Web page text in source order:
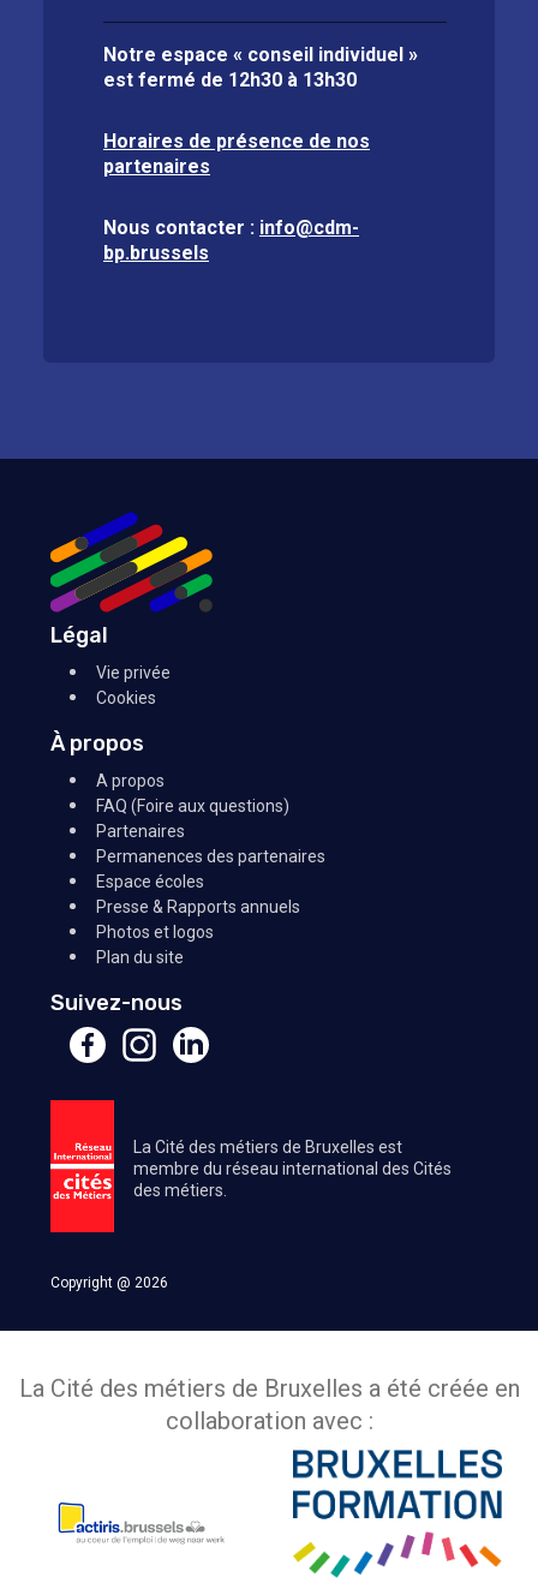
Notre espace « conseil individuel »
est fermé de 12h30 à 13h30
Horaires de présence de nos
partenaires
Nous contacter : info@cdm-
bp.brussels
Légal
Vie privée
Cookies
À propos
A propos
FAQ (Foire aux questions)
Partenaires
Permanences des partenaires
Espace écoles
Presse & Rapports annuels
Photos et logos
Plan du site
Suivez-nous
La Cité des métiers de Bruxelles est
membre du réseau international des Cités
des métiers.
Copyright @ 2026
La Cité des métiers de Bruxelles a été créée en
collaboration avec :